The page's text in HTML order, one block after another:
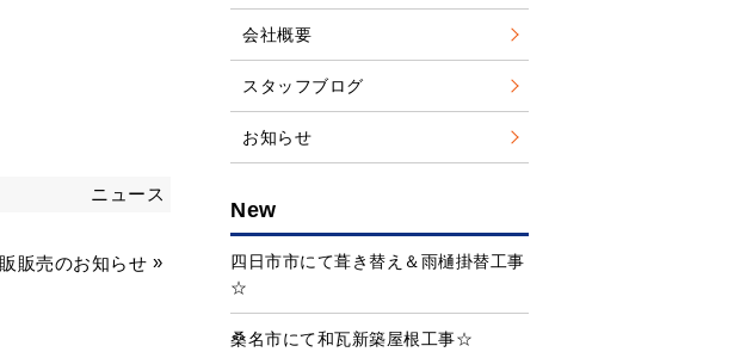
ニュース
販売のお知らせ »
会社概要
スタッフブログ
お知らせ
New
四日市市にて葺き替え＆雨樋掛替工事
☆
桑名市にて和瓦新築屋根工事☆